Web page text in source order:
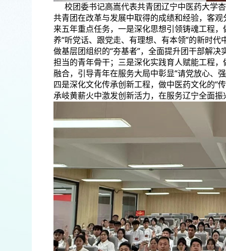
校团委书记高嵩代表共青团辽宁中医药大学
共青团在改革与发展中取得的成绩和经验，客
来五年重点任务，一是深化思想引领铸魂工程
养“听党话、跟党走、有理想、有本领”的新时
做基层团组织的“夯基者”，全面提升团干部解
担当的青年骨干；三是深化实践育人赋能工程
融合，引导青年在服务大局中彰显“请党放心、
四是深化文化传承创新工程，做中医药文化的“
承岐黄薪火中激发创新活力，在服务辽宁全面